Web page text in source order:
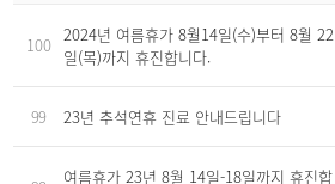
100 2024년 여름휴가 8월14일(수)부터 8월 22
일(목)까지 휴진합니다.
99 23년 추석연휴 진료 안내드립니다
여름휴가 23년 8월 14일-18일까지 휴진합